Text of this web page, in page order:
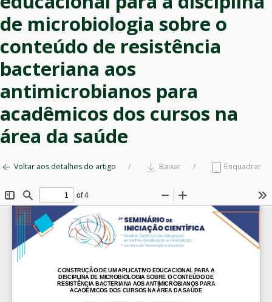
de microbiologia sobre o
conteúdo de resistência
bacteriana aos
antimicrobianos para
acadêmicos dos cursos na
área da saúde
Voltar aos detalhes do artigo Baixar Enquadrar